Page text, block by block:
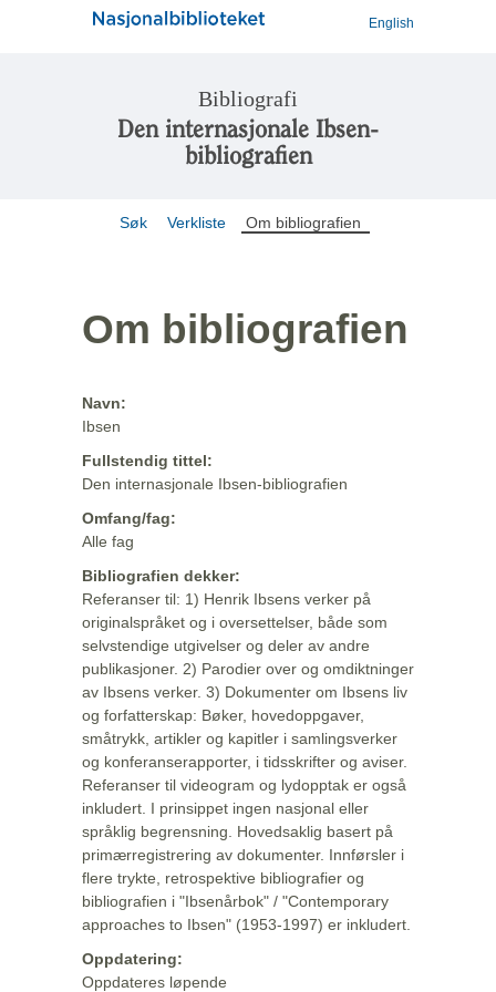
English
Bibliografi
Den internasjonale Ibsen-
bibliografien
Søk Verkliste Om bibliografien
Om bibliografien
Navn:
Ibsen
Fullstendig tittel:
Den internasjonale Ibsen-bibliografien
Omfang/fag:
Alle fag
Bibliografien dekker:
Referanser til: 1) Henrik Ibsens verker på
originalspråket og i oversettelser, både som
selvstendige utgivelser og deler av andre
publikasjoner. 2) Parodier over og omdiktninger
av Ibsens verker. 3) Dokumenter om Ibsens liv
og forfatterskap: Bøker, hovedoppgaver,
småtrykk, artikler og kapitler i samlingsverker
og konferanserapporter, i tidsskrifter og aviser.
Referanser til videogram og lydopptak er også
inkludert. I prinsippet ingen nasjonal eller
språklig begrensning. Hovedsaklig basert på
primærregistrering av dokumenter. Innførsler i
flere trykte, retrospektive bibliografier og
bibliografien i "Ibsenårbok" / "Contemporary
approaches to Ibsen" (1953-1997) er inkludert.
Oppdatering:
Oppdateres løpende